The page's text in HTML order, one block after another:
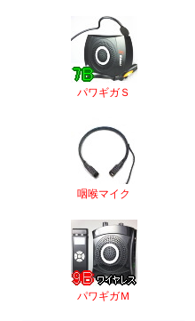
パワギガＳ
咽喉マイク
パワギガＭ